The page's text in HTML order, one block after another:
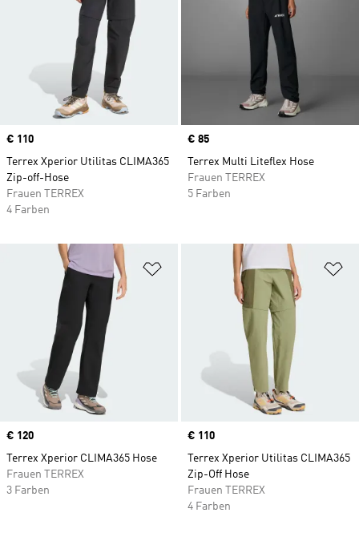
Price
€ 110
Terrex Xperior Utilitas CLIMA365
Zip-off-Hose
Frauen TERREX
4 Farben
Price
€ 85
Terrex Multi Liteflex Hose
Frauen TERREX
5 Farben
Zur Wunschliste hinzufügen
Price
€ 120
Terrex Xperior CLIMA365 Hose
Frauen TERREX
3 Farben
Price
€ 110
Terrex Xperior Utilitas CLIMA365
Zip-Off Hose
Frauen TERREX
4 Farben